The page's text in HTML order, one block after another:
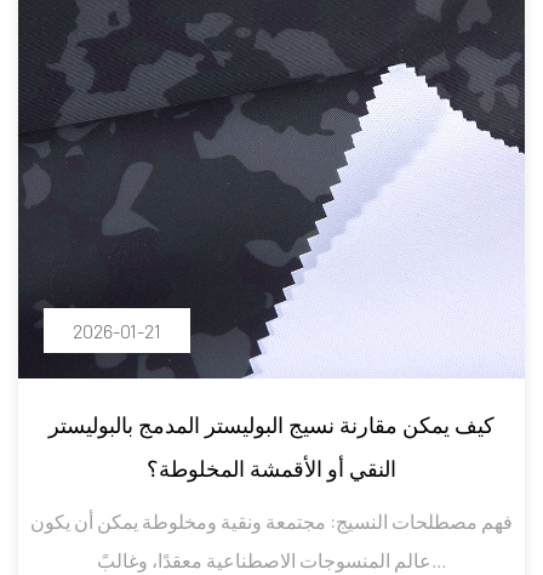
2026-01-21
كيف يمكن مقارنة نسيج البوليستر المدمج بالبوليستر
النقي أو الأقمشة المخلوطة؟
فهم مصطلحات النسيج: مجتمعة ونقية ومخلوطة يمكن أن يكون
عالم المنسوجات الاصطناعية معقدًا، وغالبً...